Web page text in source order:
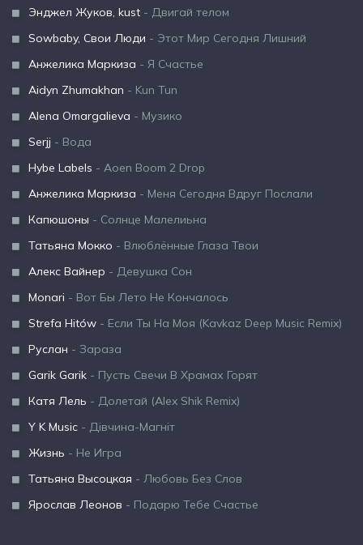
Энджел Жуков, kust - Двигай телом
Sowbaby, Свои Люди - Этот Мир Сегодня Лишний
Анжелика Маркиза - Я Счастье
Aidyn Zhumakhan - Kun Tun
Alena Omargalieva - Музико
Serjj - Вода
Hybe Labels - Aoen Boom 2 Drop
Анжелика Маркиза - Меня Сегодня Вдруг Послали
Капюшоны - Солнце Малелиьна
Татьяна Мокко - Влюблённые Глаза Твои
Алекс Вайнер - Девушка Сон
Monari - Вот Бы Лето Не Кончалось
Strefa Hitów - Если Ты На Моя (Kavkaz Deep Music Remix)
Руслан - Зараза
Garik Garik - Пусть Свечи В Храмах Горят
Катя Лель - Долетай (Alex Shik Remix)
Y K Music - Дівчина-Магніт
Жизнь - Не Игра
Татьяна Высоцкая - Любовь Без Слов
Ярослав Леонов - Подарю Тебе Счастье